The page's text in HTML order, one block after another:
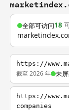
全部可访问18
https://
截至 2026 年 未
https://
companies